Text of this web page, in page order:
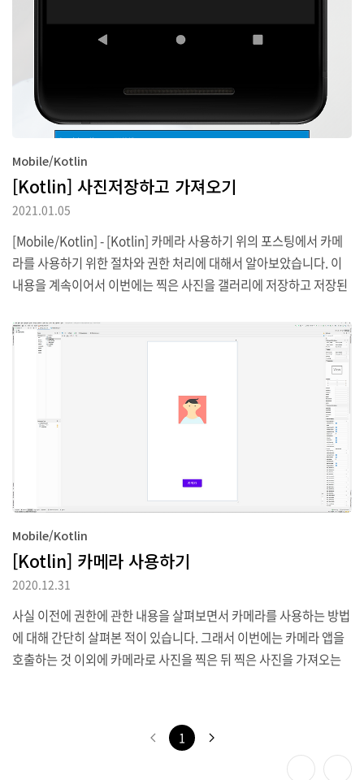
Mobile/Kotlin
[Kotlin] 사진저장하고 가져오기
2021.01.05
[Mobile/Kotlin] - [Kotlin] 카메라 사용하기 위의 포스팅에서 카메
라를 사용하기 위한 절차와 권한 처리에 대해서 알아보았습니다. 이
내용을 계속이어서 이번에는 찍은 사진을 갤러리에 저장하고 저장된
라를 통해 촬영된 사진은 내부저장소나 외부 저장소에 저장할 수 있
는데 이번에는 외부 저장소에 파일을 저장하고 가져오는 방식을 사용
해 보고자 합니다. app -> manifests -> AndroidManifest.xml 에
서 카메라에 관한 권한 추가와 더불어 저장소에 대한 2개의 태그를 추
가합니다. MainActivity 클래스에서는 상단에 STORAGE권한 처리
Mobile/Kotlin
[Kotlin] 카메라 사용하기
2020.12.31
사실 이전에 권한에 관한 내용을 살펴보면서 카메라를 사용하는 방법
에 대해 간단히 살펴본 적이 있습니다. 그래서 이번에는 카메라 앱을
호출하는 것 이외에 카메라로 사진을 찍은 뒤 찍은 사진을 가져오는
app -> manifests -> AndroidManifest.xml 파일을 수정해 App
에서 카메라로의 접근권한이 필요함을 선언합니다. MainActivity 안
에서 2개의 변수를 추가합니다. 하나는 권한을 확인할때의 권한 확인
1